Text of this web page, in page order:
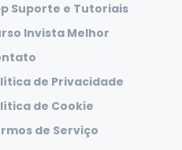
Suporte e Tutoriais
Invista Melhor
de Privacidade
de Cookie
de Serviço